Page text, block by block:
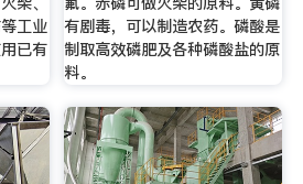
工业
已有
有剧毒，可以制造农药。磷酸是
制取高效磷肥及各种磷酸盐的原
料。